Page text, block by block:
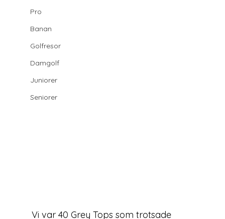
Pro
Banan
Golfresor
Damgolf
Juniorer
Seniorer
Vi var 40 Grey Tops som trotsade